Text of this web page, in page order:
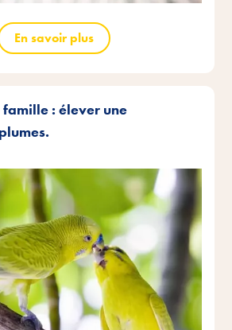
En savoir plus
: élever une